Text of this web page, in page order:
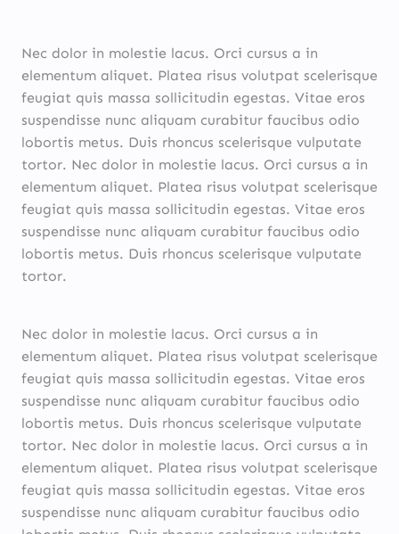
Nec dolor in molestie lacus. Orci cursus a in
elementum aliquet. Platea risus volutpat scelerisque
feugiat quis massa sollicitudin egestas. Vitae eros
suspendisse nunc aliquam curabitur faucibus odio
lobortis metus. Duis rhoncus scelerisque vulputate
tortor. Nec dolor in molestie lacus. Orci cursus a in
elementum aliquet. Platea risus volutpat scelerisque
feugiat quis massa sollicitudin egestas. Vitae eros
suspendisse nunc aliquam curabitur faucibus odio
lobortis metus. Duis rhoncus scelerisque vulputate
tortor.
Nec dolor in molestie lacus. Orci cursus a in
elementum aliquet. Platea risus volutpat scelerisque
feugiat quis massa sollicitudin egestas. Vitae eros
suspendisse nunc aliquam curabitur faucibus odio
lobortis metus. Duis rhoncus scelerisque vulputate
tortor. Nec dolor in molestie lacus. Orci cursus a in
elementum aliquet. Platea risus volutpat scelerisque
feugiat quis massa sollicitudin egestas. Vitae eros
suspendisse nunc aliquam curabitur faucibus odio